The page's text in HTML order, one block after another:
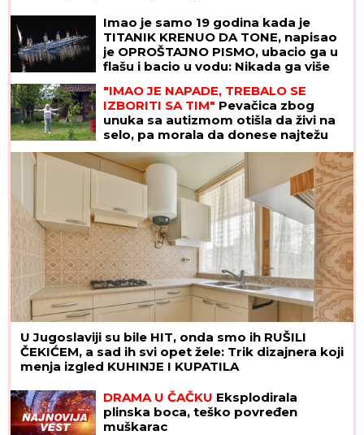
Imao je samo 19 godina kada je
TITANIK KRENUO DA TONE, napisao
je OPROŠTAJNO PISMO, ubacio ga u
flašu i bacio u vodu: Nikada ga više
pročitala poruku - SRCE JOJ JE
PUKLO
"IMAO JE NAPADE, TREBALO SE
IZBORITI SA TIM" Pevačica zbog
unuka sa autizmom otišla da živi na
selo, pa morala da donese najtežu
odluku: "Postao je agresivan"
U Jugoslaviji su bile HIT, onda smo ih RUŠILI
ČEKIĆEM, a sad ih svi opet žele: Trik dizajnera koji
menja izgled KUHINJE I KUPATILA
DRAMA U ČAČKU Eksplodirala
plinska boca, teško povređen
muškarac